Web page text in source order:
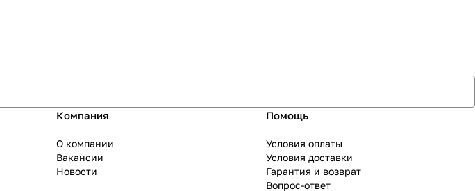
Компания
О компании
Вакансии
Новости
Помощь
Условия оплаты
Условия доставки
Гарантия и возврат
Вопрос-ответ